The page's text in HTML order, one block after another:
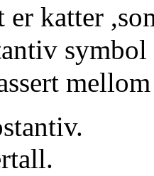
katter
mellom